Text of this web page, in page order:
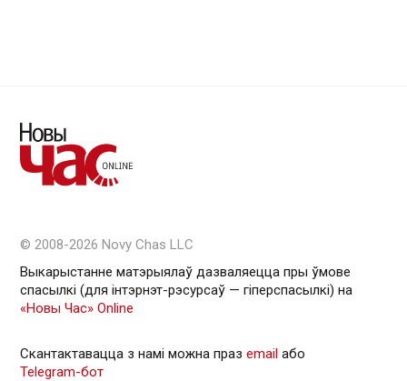
© 2008-2026 Novy Chas LLC
Выкарыстанне матэрыялаў дазваляецца пры ўмове
спасылкі (для інтэрнэт-рэсурсаў — гiперспасылкi) на
«Новы Час» Online
Скантактавацца з намі можна праз email або
Telegram-бот